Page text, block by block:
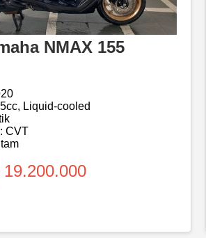
NMAX 155
Liquid-cooled
CVT